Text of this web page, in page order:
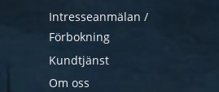
Intresseanmälan /
Förbokning
Kundtjänst
Om oss